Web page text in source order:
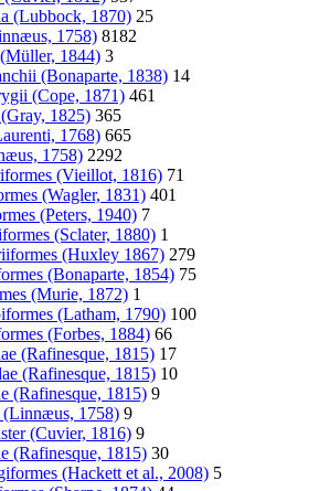
(Lubbock, 1870) 25
1758) 8182
1844) 3
(Bonaparte, 1838) 14
(Cope, 1871) 461
1825) 365
1768) 665
1758) 2292
(Vieillot, 1816) 71
(Wagler, 1831) 401
(Peters, 1940) 7
(Sclater, 1880) 1
(Huxley 1867) 279
(Bonaparte, 1854) 75
(Murie, 1872) 1
(Latham, 1790) 100
(Forbes, 1884) 66
(Rafinesque, 1815) 17
(Rafinesque, 1815) 10
(Rafinesque, 1815) 9
(Linnæus, 1758) 9
(Cuvier, 1816) 9
(Rafinesque, 1815) 30
(Hackett et al., 2008) 5